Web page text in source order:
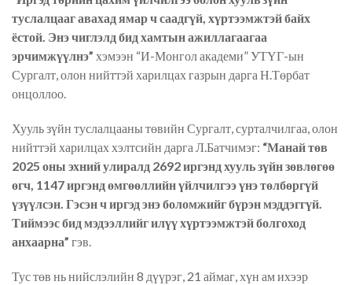
туслалцааг авахад ямар ч саадгүй, хүртээмжтэй байх
ёстой. Энэ чиглэлд бид хамтын ажиллагаагаа
эрчимжүүлнэ” хэмээн “И-Монгол академи” УТҮГ-ын
Сургалт, олон нийттэй харилцах газрын дарга Н.Төрбат
онцоллоо.
Хууль зүйн туслалцааны төвийн Сургалт, сурталчилгаа, олон
нийттэй харилцах хэлтсийн дарга Л.Батчимэг: “Манай төв
2025 оны эхний улиралд 2692 иргэнд хууль зүйн зөвлөгөө
өгч, 1147 иргэнд өмгөөллийн үйлчилгээ үнэ төлбөргүй
үзүүлсэн. Гэсэн ч иргэд энэ боломжийг бүрэн мэддэггүй.
Тиймээс бид мэдээллийг илүү хүртээмжтэй болгоход
анхаарна” гэв.
Тус төв нь нийслэлийн 8 дүүрэг, 21 аймаг, хүн ам ихээр